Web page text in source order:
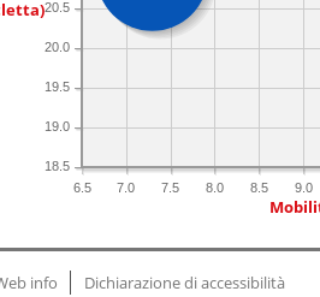
6.5 7.0 7.5 8.0 8.5 9.0
18.5
19.0
19.5
20.0
20.5
info Dichiarazione di accessibilità